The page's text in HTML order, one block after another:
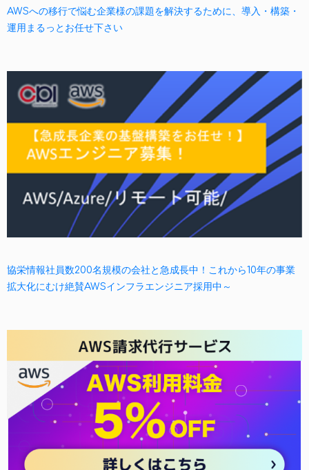
AWSへの移行で悩む企業様の課題を解決するために、導入・構築・
運用まるっとお任せ下さい
協栄情報社員数200名規模の会社と急成長中！これから10年の事業
拡大化にむけ絶賛AWSインフラエンジニア採用中～